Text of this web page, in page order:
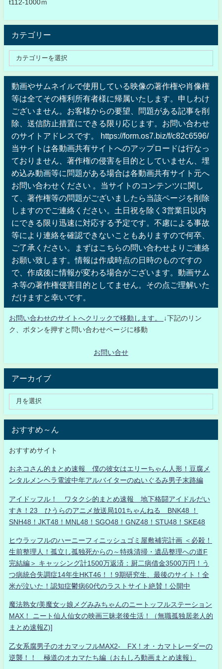
t112-1000ｍ
カテゴリー
動画やサムネイルで使用している映像の著作権や肖像権
等は全てその権利所有者様に帰属いたします。申しわけ
ございません。お客様からの要望、問題がある記事を削
除、送信防止措置にできる限り応じます。お問い合わせ
のサイトアドレスです。 https://form.os7.biz/f/c82c6596/
当サイトは各動画共有サイトへのアップロードは行なっ
ておりません、著作権の侵害を目的としていません、埋
め込み動画等に問題がある場合は各動画共有サイト元へ
お問い合わせください 。当サイトのコンテンツに関し
て、著作権等の問題がございましたら当該ページを削除
しますのでご連絡ください。土日祝を除く3営業日以内
にできる限り迅速に対応する予定です。不慮による事故
等により連絡を確認できないこともありますので何卒、
ご了承ください。まずはこちらの問い合わせよりご連絡
お願い致します。情報は作成時点の日時のものですの
で、作成後に情報が変わる場合がございます。動画サム
ネ等の著作権侵害目的としてません。その点ご理解いた
だけますと幸いです。
お問い合わせのサイトへクリックで移動します。
↓下記のリン
ク、ボタンを押すと問い合わせページに移動
お問い合せ
アーカイブ
おすすめ～ん
おすすめサイト
おネコさん的まとめ速報 僕の彼女はエリーちゃん人形！豆腐メ
ンタルメンヘラ電波中年アルバイターのぬいぐるみ男子末路編
アイドッフル！ ワタクシ的まとめ速報 地下格闘アイドルだい
すき！23 ひうらのアニメ放送局101ちゃんねる BNK48 ！
SNH48！JKT48！MNL48！SGO48！GNZ48！STU48！SKE48
ヒウラッフルのハーニーフィニッシュゴミ屋敷補完計画 ＜必殺！
生前整理人！孤立し孤独死からの～特殊清掃・遺品整理への道F
完結編＞ キャッシング計1500万返済：厨二病借金3500万円！う
つ病統合失調症14年生HKT46！！9期研究生、最後のサイト！全
米が泣いた！認知症鬱病60代のラストサイト絶賛！公開中
魔法熟女/美魔女ッ娘メグみみちゃんのニートッフルステーション
MAX！ ニート仙人仙女の映画三昧老後生活！（無職孤独居老人的
まとめ速報Z)]
乙女系腐男子のオカマッフルMAX2- FX！オ・カマトレーダーの
逆襲！！ 極道のオカマたち編（おもしろ動画まとめ速報）